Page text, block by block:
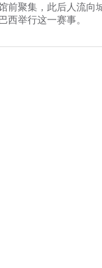
前聚集，此后人流向
西举行这一赛事。